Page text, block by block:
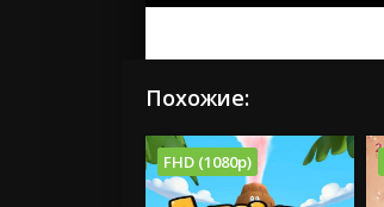
Похожие:
FHD (1080p)